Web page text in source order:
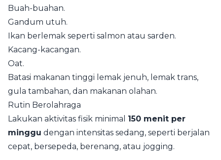
Buah-buahan.
Gandum utuh.
Ikan berlemak seperti salmon atau sarden.
Kacang-kacangan.
Oat.
Batasi makanan tinggi lemak jenuh, lemak trans,
gula tambahan, dan makanan olahan.
Rutin Berolahraga
Lakukan aktivitas fisik minimal 150 menit per
minggu dengan intensitas sedang, seperti berjalan
cepat, bersepeda, berenang, atau jogging.